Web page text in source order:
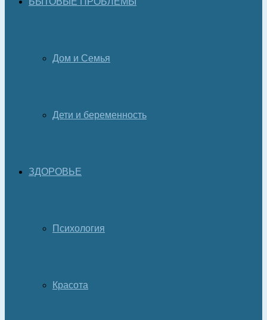
Дом и Семья
Дети и беременность
ЗДОРОВЬЕ
Психология
Красота